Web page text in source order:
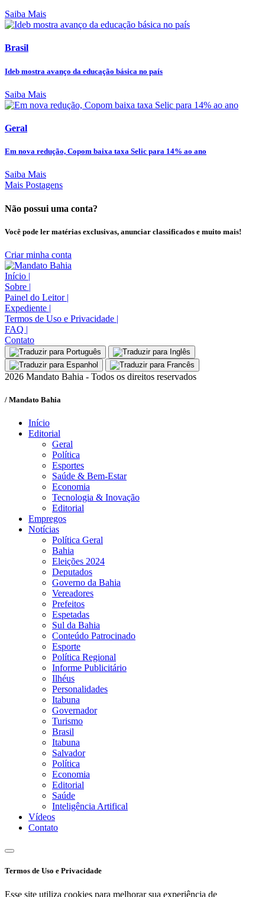
Saiba Mais
Brasil
Ideb mostra avanço da educação básica no país
Saiba Mais
Geral
Em nova redução, Copom baixa taxa Selic para 14% ao ano
Saiba Mais
Mais Postagens
Não possui uma conta?
Você pode ler matérias exclusivas, anunciar classificados e muito mais!
Criar minha conta
Início |
Sobre |
Painel do Leitor |
Expediente |
Termos de Uso e Privacidade |
FAQ |
Contato
2026 Mandato Bahia - Todos os direitos reservados
/ Mandato Bahia
Início
Editorial
Geral
Política
Esportes
Saúde & Bem-Estar
Economia
Tecnologia & Inovação
Editorial
Empregos
Notícias
Política Geral
Bahia
Eleições 2024
Deputados
Governo da Bahia
Vereadores
Prefeitos
Espetadas
Sul da Bahia
Conteúdo Patrocinado
Esporte
Política Regional
Informe Publicitário
Ilhéus
Personalidades
Itabuna
Governador
Turismo
Brasil
Itabuna
Salvador
Política
Economia
Editorial
Saúde
Inteligência Artifical
Vídeos
Contato
Termos de Uso e Privacidade
Esse site utiliza cookies para melhorar sua experiência de